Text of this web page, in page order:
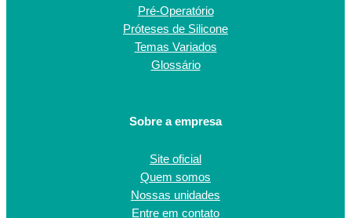
Pré-Operatório
Próteses de Silicone
Temas Variados
Glossário
Sobre a empresa
Site oficial
Quem somos
Nossas unidades
Entre em contato